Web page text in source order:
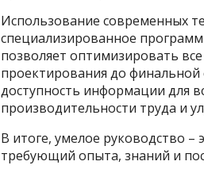
Использование современных
специализированное
позволяет оптимизировать
проектирования до финальной
доступность информации для
производительности труда и
В итоге, умелое руководство
требующий опыта, знаний и